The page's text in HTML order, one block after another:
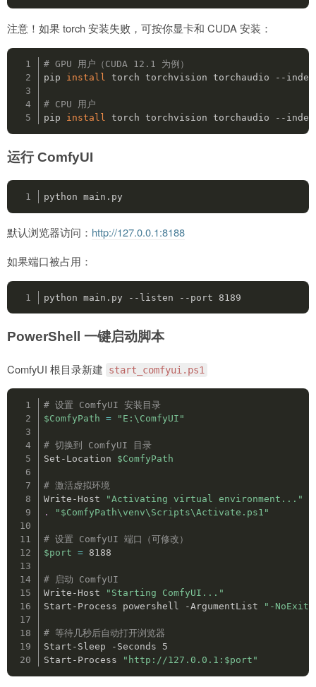
注意！如果 torch 安装失败，可按你显卡和 CUDA 安装：
# GPU 用户（CUDA 12.1 为例）
pip install torch torchvision torchaudio --
# CPU 用户
pip install torch torchvision torchaudio --
运行 ComfyUI
python main.py
默认浏览器访问： http://127.0.0.1:8188
如果端口被占用：
python main.py --listen --port 8189
PowerShell 一键启动脚本
ComfyUI 根目录新建 start_comfyui.ps1
# 设置 ComfyUI 安装目录
$ComfyPath = "E:\ComfyUI"
# 切换到 ComfyUI 目录
Set-Location $ComfyPath
# 激活虚拟环境
Write-Host
"Activating virtual environment..."
.
" $ComfyPath\venv\Scripts\Activate.ps1"
# 设置 ComfyUI 端口（可修改）
$port = 8188
# 启动 ComfyUI
Write-Host
"Starting ComfyUI..."
Start-Process powershell -ArgumentList
"-NoExit"
# 等待几秒后自动打开浏览器
Start-Sleep -Seconds 5
Start-Process
"http://127.0.0.1: $port "